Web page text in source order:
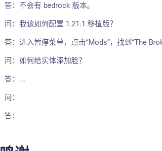
答：不会有 bedrock 版本。
问：我该如何配置 1.21.1 移植版？
答：进入暂停菜单，点击“Mods”，找到“The
问：如何给实体添加脸？
答：...
问：
答：